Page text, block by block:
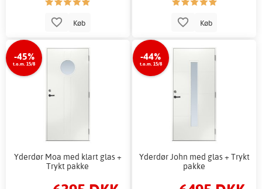
Køb Køb
-45%
t.o.m. 15/8
Yderdør Moa med klart glas +
Trykt pakke
-44%
t.o.m. 15/8
Yderdør John med glas + Trykt
pakke